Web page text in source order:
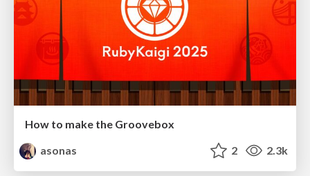
How to make the Groovebox
asonas
2 2.3k